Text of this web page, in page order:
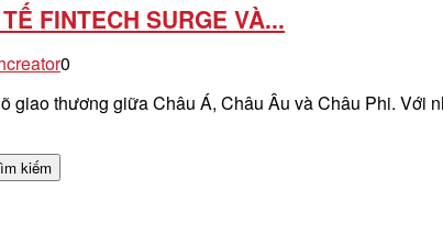
FINTECH SURGE VÀ...
0
giao thương giữa Châu Á, Châu Âu và Châu Phi. Với